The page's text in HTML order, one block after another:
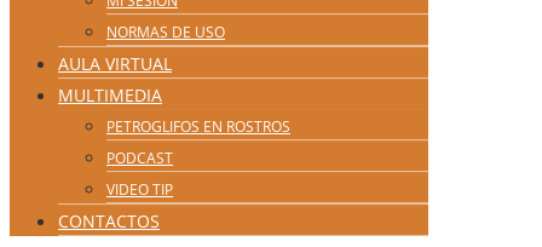
NORMAS DE USO
AULA VIRTUAL
MULTIMEDIA
PETROGLIFOS EN ROSTROS
PODCAST
VIDEO TIP
CONTACTOS